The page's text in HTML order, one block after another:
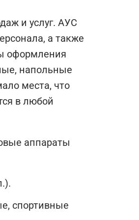
и услуг. АУС
а также
оформления
напольные
места, что
в любой
аппараты
спортивные